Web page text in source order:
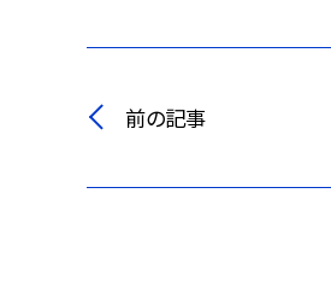
前の記事